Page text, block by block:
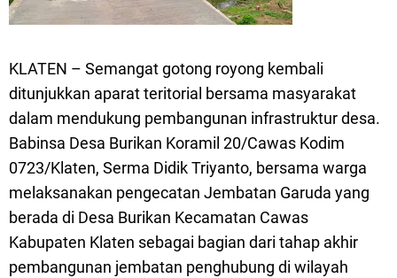
KLATEN – Semangat gotong royong kembali
ditunjukkan aparat teritorial bersama masyarakat
dalam mendukung pembangunan infrastruktur desa.
Babinsa Desa Burikan Koramil 20/Cawas Kodim
0723/Klaten, Serma Didik Triyanto, bersama warga
melaksanakan pengecatan Jembatan Garuda yang
berada di Desa Burikan Kecamatan Cawas
Kabupaten Klaten sebagai bagian dari tahap akhir
pembangunan jembatan penghubung di wilayah